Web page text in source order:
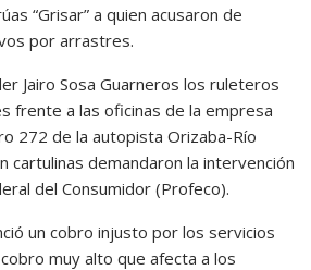
“Grisar” a quien acusaron de
por arrastres.
Jairo Sosa Guarneros los ruleteros
frente a las oficinas de la empresa
272 de la autopista Orizaba-Río
cartulinas demandaron la intervención
del Consumidor (Profeco).
un cobro injusto por los servicios
muy alto que afecta a los